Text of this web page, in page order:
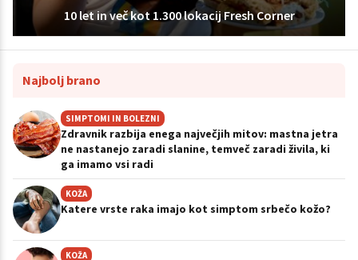
10 let in več kot 1.300 lokacij Fresh Corner
Najbolj brano
SIMPTOMI IN BOLEZNI
Zdravnik razbija enega največjih mitov: mastna jetra
ne nastanejo zaradi slanine, temveč zaradi živila, ki
ga imamo vsi radi
KOŽA
Katere vrste raka imajo kot simptom srbečo kožo?
KOŽA